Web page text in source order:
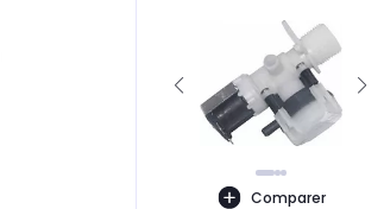
Comparer